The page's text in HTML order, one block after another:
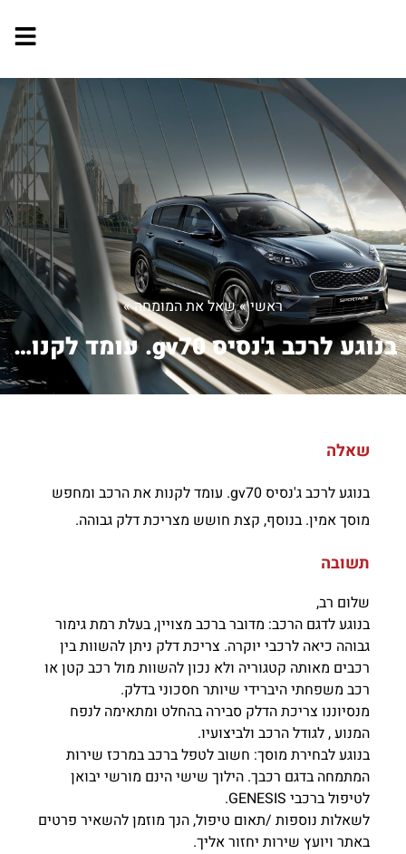
ראשי»שאל את המומחה»
בנוגע לרכב ג'נסיס gv70. עומד לקנות את...
שאלה
בנוגע לרכב ג'נסיס gv70. עומד לקנות את הרכב ומחפש
מוסך אמין. בנוסף, קצת חושש מצריכת דלק גבוהה.
תשובה
שלום רב,
בנוגע לדגם הרכב: מדובר ברכב מצויין, בעלת רמת גימור
גבוהה כיאה לרכבי יוקרה. צריכת דלק ניתן להשוות בין
רכבים מאותה קטגוריה ולא נכון להשוות מול רכב קטן או
רכב משפחתי היברידי שיותר חסכוני בדלק.
מנסיוננו צריכת הדלק סבירה בהחלט ומתאימה לנפח
המנוע , לגודל הרכב ולביצועיו.
בנוגע לבחירת מוסך: חשוב לטפל ברכב במרכז שירות
המתמחה בדגם רכבך. הילוך שישי הינם מורשי יבואן
לטיפול ברכבי GENESIS.
לשאלות נוספות /תאום טיפול, הנך מוזמן להשאיר פרטים
באתר ויועץ שירות יחזור אליך.